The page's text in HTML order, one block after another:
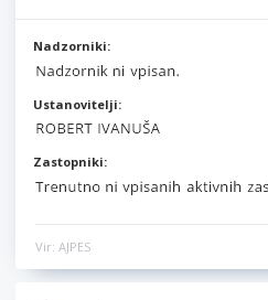
Nadzorniki:
Ustanovitelji:
Zastopniki:
Vir: AJPES